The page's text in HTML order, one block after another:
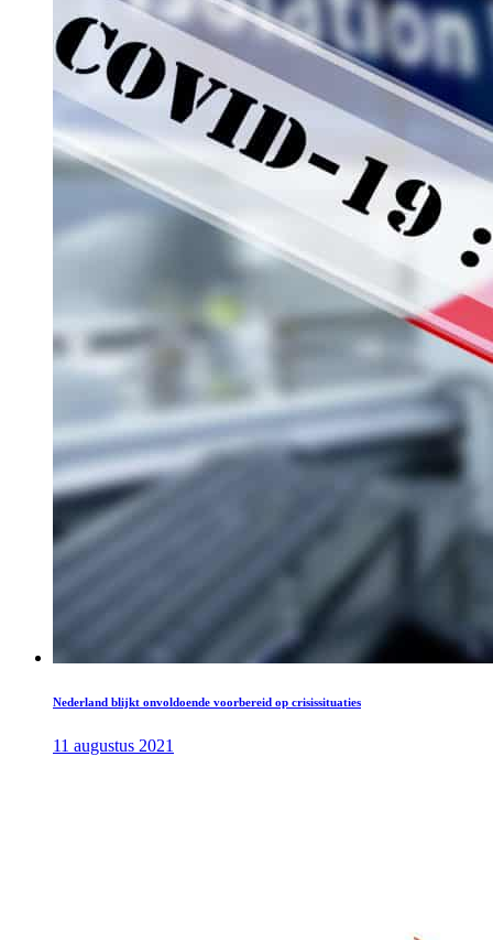
Nederland blijkt onvoldoende voorbereid op crisissituaties
11 augustus 2021